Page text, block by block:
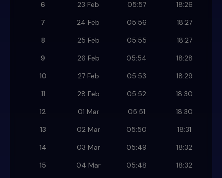
6
23 Feb 05:57
18:26
7
24 Feb 05:56
18:27
8
25 Feb 05:55
18:27
9
26 Feb 05:54
18:28
10
27 Feb 05:53
18:29
11
28 Feb 05:52
18:30
12
01 Mar 05:51
18:30
13
02 Mar 05:50
18:31
14
03 Mar 05:49
18:32
15
04 Mar 05:48
18:32